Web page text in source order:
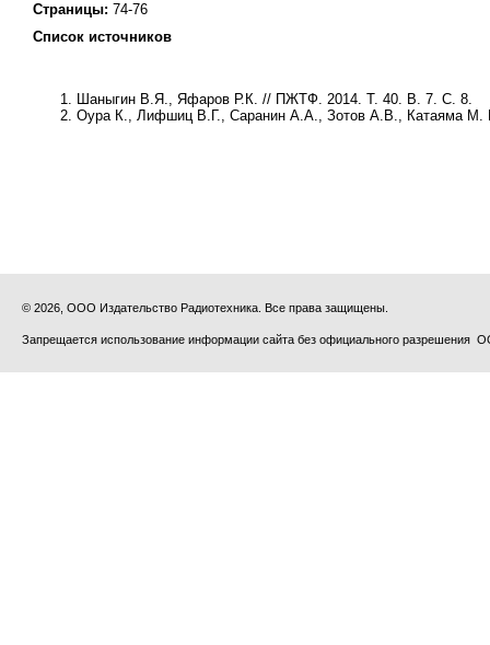
Страницы: 74-76
Список источников
Шаныгин В.Я., Яфаров Р.К. // ПЖТФ. 2014. Т. 40. В. 7. С. 8.
Оура К., Лифшиц В.Г., Саранин А.А., Зотов А.В., Катаяма М.
© 2026, ООО Издательство Радиотехника. Все права защищены.
Запрещается использование информации сайта без официального разрешения